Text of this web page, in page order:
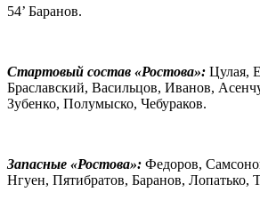
54’ Баранов.
Стартовый состав «Ростова»: Цулая,
Браславский, Васильцов, Иванов,
Зубенко, Полумыско, Чебураков.
Запасные «Ростова»: Федоров,
Нгуен, Пятибратов, Баранов, Лопатько,